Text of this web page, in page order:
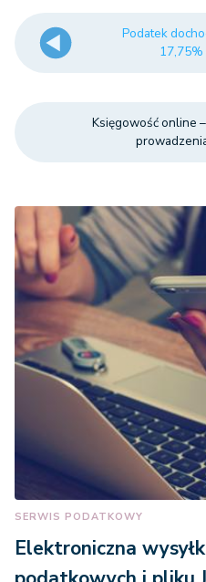
Podatek
17,75%
Księgowość online
SERWIS PODATKOWY
Elektroniczna